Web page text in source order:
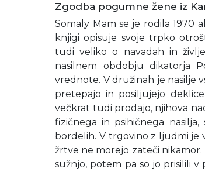
Zgodba pogumne žene iz
Somaly Mam se je rodila 1970
knjigi opisuje svoje trpko
tudi veliko o navadah in
nasilnem obdobju dikatorja
vrednote. V družinah je nasilje
pretepajo in posiljujejo
večkrat tudi prodajo, njihova
fizičnega in psihičnega
bordelih. V trgovino z ljudmi je
žrtve ne morejo zateči
sužnjo, potem pa so jo prisilili v